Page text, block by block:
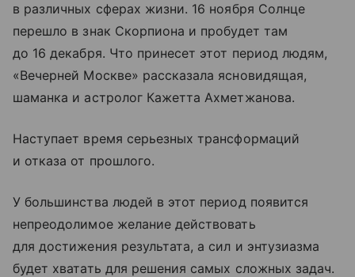
в различных сферах жизни. 16 ноября Солнце
перешло в знак Скорпиона и пробудет там
до 16 декабря. Что принесет этот период людям,
«Вечерней Москве» рассказала ясновидящая,
шаманка и астролог Кажетта Ахметжанова.
Наступает время серьезных трансформаций
и отказа от прошлого.
У большинства людей в этот период появится
непреодолимое желание действовать
для достижения результата, а сил и энтузиазма
будет хватать для решения самых сложных задач.